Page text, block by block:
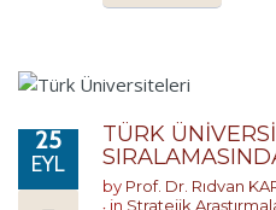
25
EYL
TÜRK
by Prof. Dr. Rıdvan
in Stratejik